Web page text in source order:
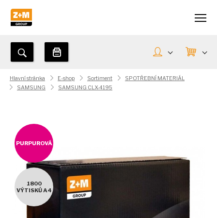
Hlavní stránka E-shop Sortiment
SPOTŘEBNÍ MATERIÁL
SAMSUNG
SAMSUNG CLX-4195
PURPUROVÁ
1800
VÝTISKŮ A4